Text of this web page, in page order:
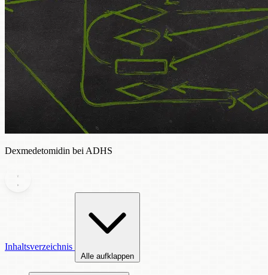
Dexmedetomidin bei ADHS
Inhaltsverzeichnis
Alle aufklappen